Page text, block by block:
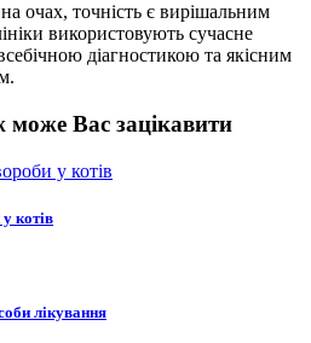
очах, точність є вирішальним
використовують сучасне
діагностикою та якісним
Вас зацікавити
котів
лікування